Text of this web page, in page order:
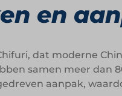
en
dat moderne
samen meer dan
aanpak,